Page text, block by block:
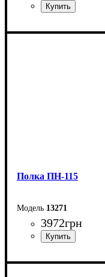
Ширина: 120 см
Полка ПН-115
13271
3972грн
Ширина: 135 см